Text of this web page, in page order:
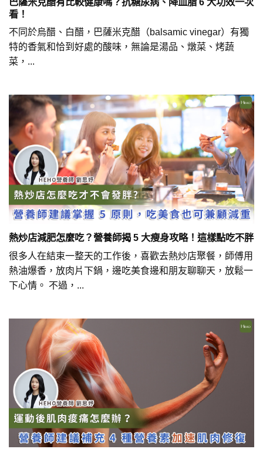
看！
不同於烏醋、白醋，巴薩米克醋（balsamic vinegar）有獨
特的香氣和恰到好處的酸味，無論是湯品、燉菜、烤蔬
菜，...
熱炒店減肥怎麼吃？營養師揭 5 大瘦身攻略！這樣點吃不胖
很多人在結束一整天的工作後，喜歡去熱炒店聚餐，師傅用
熱油爆香，放肉片下鍋，邊吃美食邊和朋友聊聊天，放鬆一
下心情。 不過，...